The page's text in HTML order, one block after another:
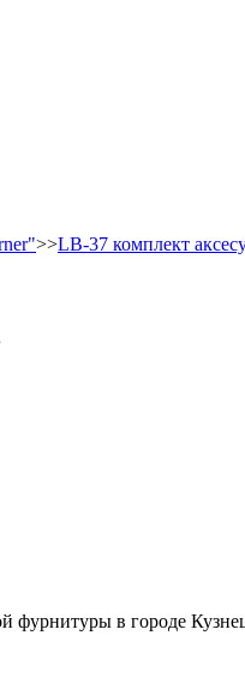
>>LB-37 комплект
фурнитуры в городе